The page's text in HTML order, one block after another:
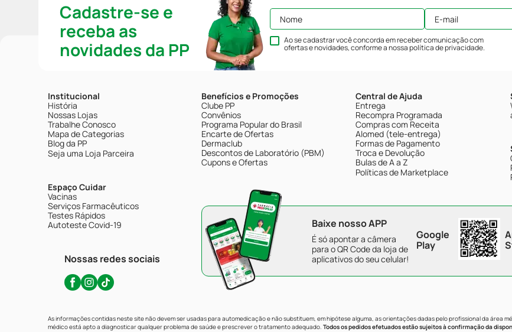
Cadastre-se e
receba as
novidades da PP
Ao se cadastrar você concorda em receber comunicação com
ofertas e novidades, conforme a nossapolítica de privacidade.
Institucional
História
Nossas Lojas
Trabalhe Conosco
Mapa de Categorias
Blog da PP
Seja uma Loja Parceira
Espaço Cuidar
Vacinas
Serviços Farmacêuticos
Testes Rápidos
Autoteste Covid-19
Nossas redes sociais
Benefícios e Promoções
Clube PP
Convênios
Programa Popular do Brasil
Encarte de Ofertas
Dermaclub
Descontos de Laboratório (PBM)
Cupons e Ofertas
Central de Ajuda
Entrega
Recompra Programada
Compras com Receita
Alomed (tele-entrega)
Formas de Pagamento
Troca e Devolução
Bulas de A a Z
Políticas de Marketplace
Baixe nosso APP
É só apontar a câmera
para o QR Code da loja de
aplicativos do seu celular!
Google
Play
As informações contidas neste site não devem ser usadas para automedicação e não substituem, em hipótese alguma, as orientações dadas pelo profissional da área
médico está apto a diagnosticar qualquer problema de saúde e prescrever o tratamento adequado. Todos os pedidos efetuados estão sujeitos à confirmação da